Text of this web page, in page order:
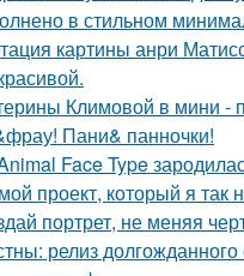
в стильном
картины анри
Климовой в мини -
Пани& панночки!
Face Type
проект, который я так
портрет, не меняя
релиз